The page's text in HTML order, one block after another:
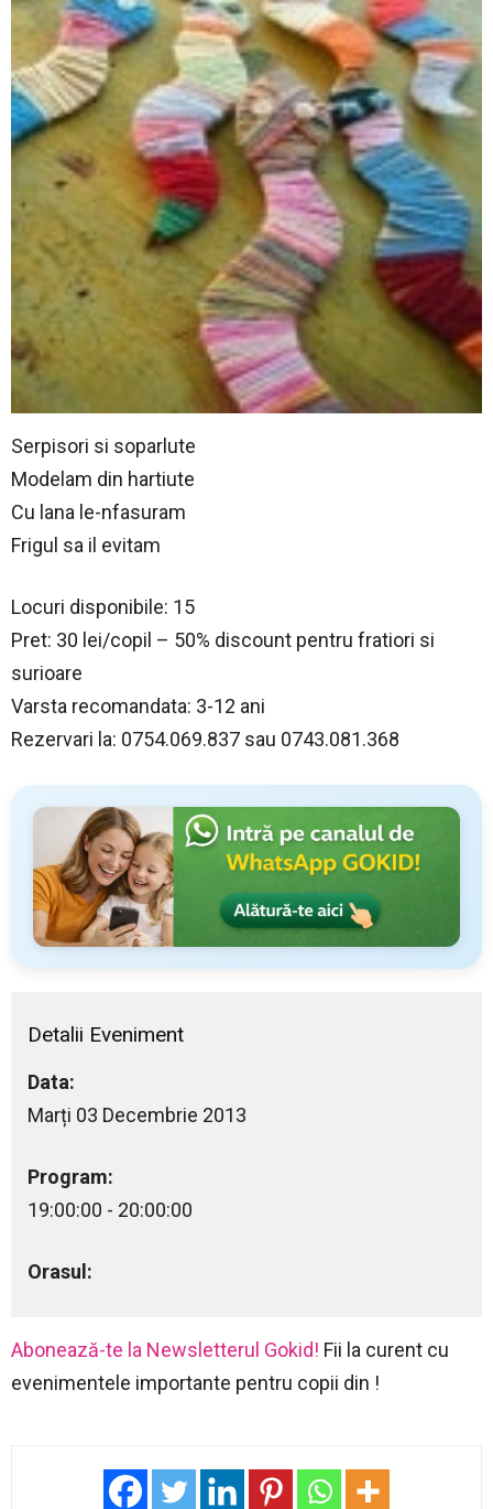
Serpisori si soparlute
Modelam din hartiute
Cu lana le-nfasuram
Frigul sa il evitam
Locuri disponibile: 15
Pret: 30 lei/copil – 50% discount pentru fratiori si
surioare
Varsta recomandata: 3-12 ani
Rezervari la: 0754.069.837 sau 0743.081.368
Detalii Eveniment
Data:
Marți 03 Decembrie 2013
Program:
19:00:00 - 20:00:00
Orasul:
Abonează-te la Newsletterul Gokid! Fii la curent cu
evenimentele importante pentru copii din !